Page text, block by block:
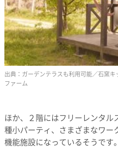
ガーデンテラスも利用可能／石窯
ファーム
ほか、２階にはフリーレンタ
種小パーティ、さまざまなワー
機能施設になっているそうです。